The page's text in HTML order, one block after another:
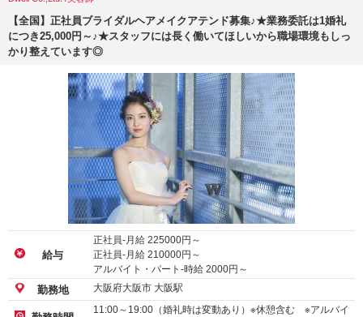
【全国】正社員ブライダルヘアメイクアテンド募集♪★業務委託は1婚礼
につき25,000円～♪★スタッフには長く働いてほしいから職場環境もしっ
かり整えています◎
給与
正社員-月給 225000円～
正社員-月給 210000円～
アルバイト・パート-時給 2000円～
勤務地 大阪府大阪市 大阪駅
11:00～19:00（婚礼時は変動あり）※休憩含む ※アルバイ